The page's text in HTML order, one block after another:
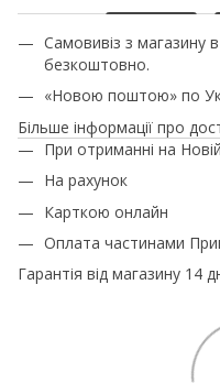
Самовивіз з магазину
безкоштовно.
«Новою поштою» по
Більше інформації про
При отриманні на
На рахунок
Карткою онлайн
Оплата частинами
Гарантія від магазину 14